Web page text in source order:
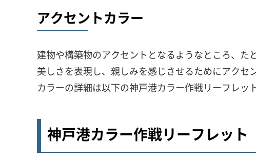
アクセントカラー
建物や構築物のアクセントとなるようなところ、
美しさを表現し、親しみを感じさせるためにアクセ
カラーの詳細は以下の神戸港カラー作戦リーフレッ
神戸港カラー作戦リーフレット